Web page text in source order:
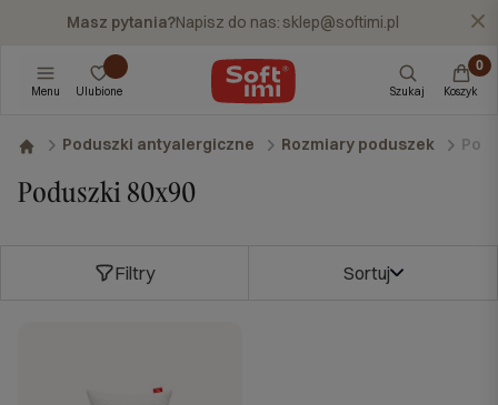
Masz pytania?Napisz do nas: sklep@softimi.pl X
Menu Ulubione Szukaj Koszyk
Poduszki antyalergiczne Rozmiary poduszek
Poduszki 80x90
Sortuj
Filtry